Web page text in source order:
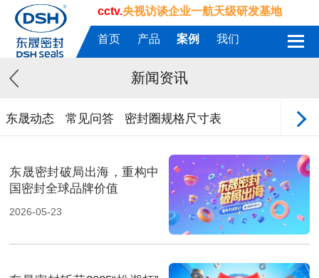
cctv.央视访谈企业一航天级研发基地
首页 产品 案例 我们
新闻资讯
东晟动态 常见问答 密封圈规格尺寸表
东晟密封破局出海，重构中
国密封全球品牌价值
2026-05-23